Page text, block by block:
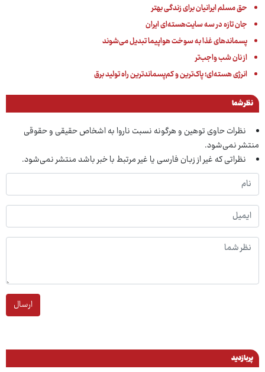
حق مسلم ایرانیان برای زندگی بهتر
جان تازه در سه سایت‌هسته‌ای ایران
پسماندهای غذا به سوخت هواپیما تبدیل می‌شوند
از نان شب واجب‌تر
انرژی هسته‌ای؛ پاک‌ترین و کم‌پسماندترین راه تولید برق
نظر شما
نظرات حاوی توهین و هرگونه نسبت ناروا به اشخاص حقیقی و حقوقی
منتشر نمی‌شود.
نظراتی که غیر از زبان فارسی یا غیر مرتبط با خبر باشد منتشر نمی‌شود.
ارسال
پربازدید